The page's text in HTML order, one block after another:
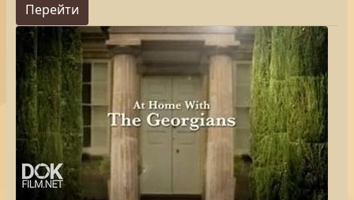
Перейти